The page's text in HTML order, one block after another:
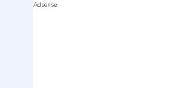
Adsense